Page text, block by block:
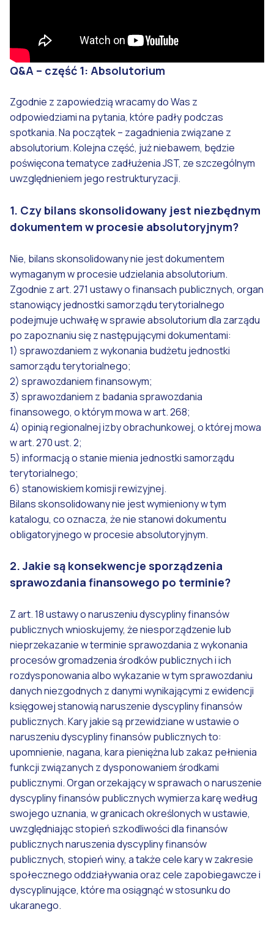
Q&A – część 1: Absolutorium
Zgodnie z zapowiedzią wracamy do Was z
odpowiedziami na pytania, które padły podczas
spotkania. Na początek – zagadnienia związane z
absolutorium. Kolejna część, już niebawem, będzie
poświęcona tematyce zadłużenia JST, ze szczególnym
uwzględnieniem jego restrukturyzacji.
1. Czy bilans skonsolidowany jest niezbędnym
dokumentem w procesie absolutoryjnym?
Nie, bilans skonsolidowany nie jest dokumentem
wymaganym w procesie udzielania absolutorium.
Zgodnie z art. 271 ustawy o finansach publicznych, organ
stanowiący jednostki samorządu terytorialnego
podejmuje uchwałę w sprawie absolutorium dla zarządu
po zapoznaniu się z następującymi dokumentami:
1) sprawozdaniem z wykonania budżetu jednostki
samorządu terytorialnego;
2) sprawozdaniem finansowym;
3) sprawozdaniem z badania sprawozdania
finansowego, o którym mowa w art. 268;
4) opinią regionalnej izby obrachunkowej, o której mowa
w art. 270 ust. 2;
5) informacją o stanie mienia jednostki samorządu
terytorialnego;
6) stanowiskiem komisji rewizyjnej.
Bilans skonsolidowany nie jest wymieniony w tym
katalogu, co oznacza, że nie stanowi dokumentu
obligatoryjnego w procesie absolutoryjnym.
2. Jakie są konsekwencje sporządzenia
sprawozdania finansowego po terminie?
Z art. 18 ustawy o naruszeniu dyscypliny finansów
publicznych wnioskujemy, że niesporządzenie lub
nieprzekazanie w terminie sprawozdania z wykonania
procesów gromadzenia środków publicznych i ich
rozdysponowania albo wykazanie w tym sprawozdaniu
danych niezgodnych z danymi wynikającymi z ewidencji
księgowej stanowią naruszenie dyscypliny finansów
publicznych. Kary jakie są przewidziane w ustawie o
naruszeniu dyscypliny finansów publicznych to:
upomnienie, nagana, kara pieniężna lub zakaz pełnienia
funkcji związanych z dysponowaniem środkami
publicznymi. Organ orzekający w sprawach o naruszenie
dyscypliny finansów publicznych wymierza karę według
swojego uznania, w granicach określonych w ustawie,
uwzględniając stopień szkodliwości dla finansów
publicznych naruszenia dyscypliny finansów
publicznych, stopień winy, a także cele kary w zakresie
społecznego oddziaływania oraz cele zapobiegawcze i
dyscyplinujące, które ma osiągnąć w stosunku do
ukaranego.